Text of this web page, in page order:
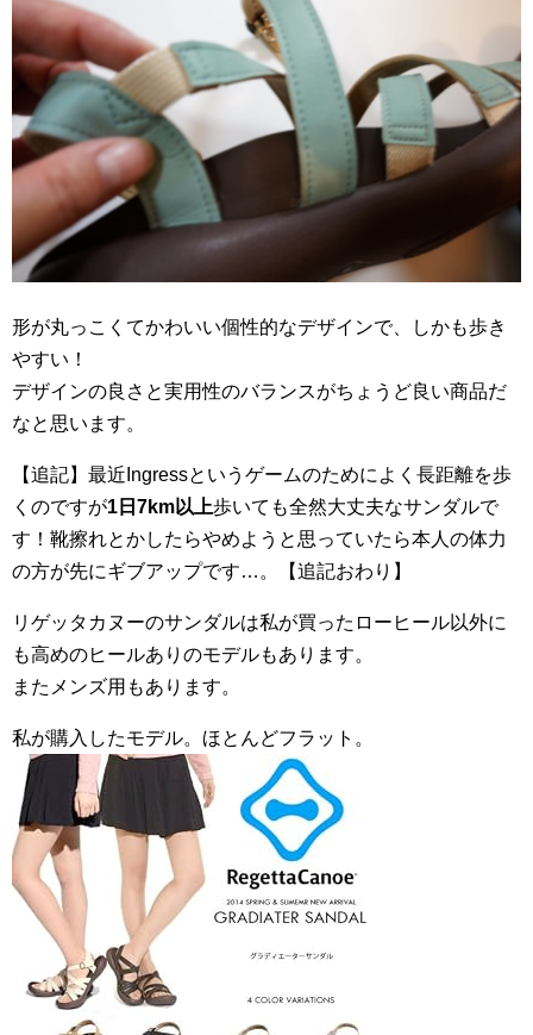
形が丸っこくてかわいい個性的なデザインで、しかも歩き
やすい！
デザインの良さと実用性のバランスがちょうど良い商品だ
なと思います。
【追記】最近Ingressというゲームのためによく長距離を歩
くのですが1日7km以上歩いても全然大丈夫なサンダルで
す！靴擦れとかしたらやめようと思っていたら本人の体力
の方が先にギブアップです…。【追記おわり】
リゲッタカヌーのサンダルは私が買ったローヒール以外に
も高めのヒールありのモデルもあります。
またメンズ用もあります。
私が購入したモデル。ほとんどフラット。